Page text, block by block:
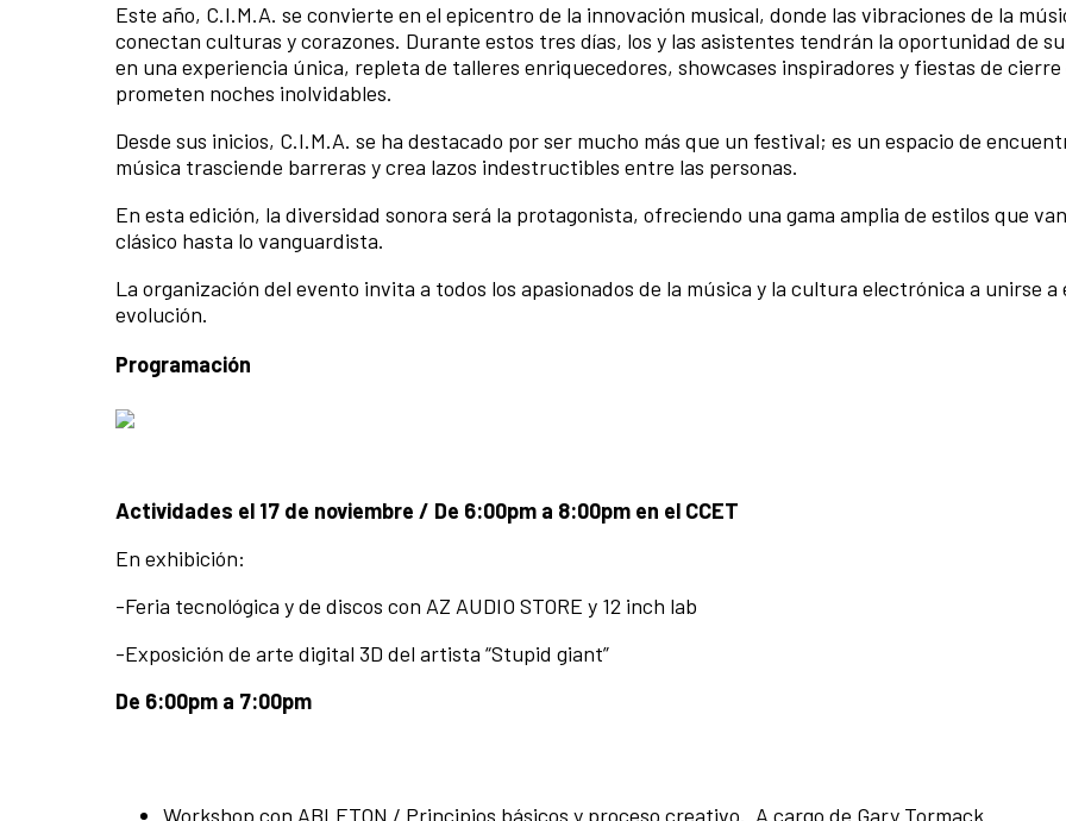
Este año, C.I.M.A. se convierte en el epicentro de la innovación musical, donde las vibraciones de la
conectan culturas y corazones. Durante estos tres días, los y las asistentes tendrán la oportunidad de
en una experiencia única, repleta de talleres enriquecedores, showcases inspiradores y fiestas de cierre
prometen noches inolvidables.
Desde sus inicios, C.I.M.A. se ha destacado por ser mucho más que un festival; es un espacio de
música trasciende barreras y crea lazos indestructibles entre las personas.
En esta edición, la diversidad sonora será la protagonista, ofreciendo una gama amplia de estilos que
clásico hasta lo vanguardista.
La organización del evento invita a todos los apasionados de la música y la cultura electrónica a unirse a
evolución.
Programación
Actividades el 17 de noviembre / De 6:00pm a 8:00pm en el CCET
En exhibición:
-Feria tecnológica y de discos con AZ AUDIO STORE y 12 inch lab
-Exposición de arte digital 3D del artista “Stupid giant”
De 6:00pm a 7:00pm
Workshop con ABLETON / Principios básicos y proceso creativo. A cargo de Gary Tormack